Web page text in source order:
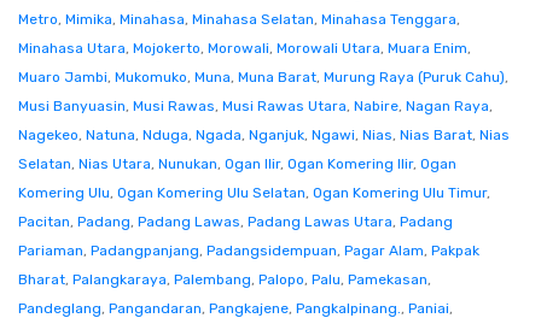
Metro, Mimika, Minahasa, Minahasa Selatan, Minahasa Tenggara,
Minahasa Utara, Mojokerto, Morowali, Morowali Utara, Muara Enim,
Muaro Jambi, Mukomuko, Muna, Muna Barat, Murung Raya (Puruk Cahu),
Musi Banyuasin, Musi Rawas, Musi Rawas Utara, Nabire, Nagan Raya,
Nagekeo, Natuna, Nduga, Ngada, Nganjuk, Ngawi, Nias, Nias Barat, Nias
Selatan, Nias Utara, Nunukan, Ogan Ilir, Ogan Komering Ilir, Ogan
Komering Ulu, Ogan Komering Ulu Selatan, Ogan Komering Ulu Timur,
Pacitan, Padang, Padang Lawas, Padang Lawas Utara, Padang
Pariaman, Padangpanjang, Padangsidempuan, Pagar Alam, Pakpak
Bharat, Palangkaraya, Palembang, Palopo, Palu, Pamekasan,
Pandeglang, Pangandaran, Pangkajene, Pangkalpinang., Paniai,